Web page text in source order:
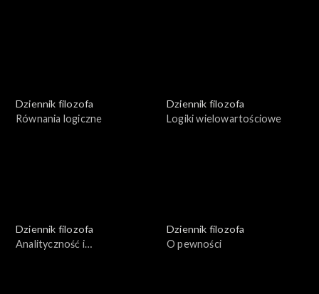
Dziennik filozofa
Równania logiczne
Dziennik filozofa
Logiki wielowartościowe
Dziennik filozofa
Analityczność i
Dziennik filozofa
O pewności